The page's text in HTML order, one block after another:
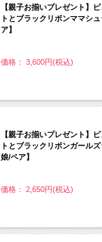
【親子お揃いプレゼント】
トとブラックリボンママシ
ア】
価格： 3,600円(税込)
【親子お揃いプレゼント】
トとブラックリボンガール
娘/ペア】
価格： 2,650円(税込)